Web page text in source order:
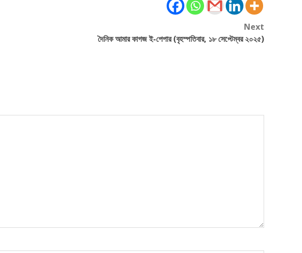
Next
দৈনিক আমার কাগজ ই-পেপার (বৃহস্পতিবার, ১৮ সেপ্টেম্বর ২০২৫)